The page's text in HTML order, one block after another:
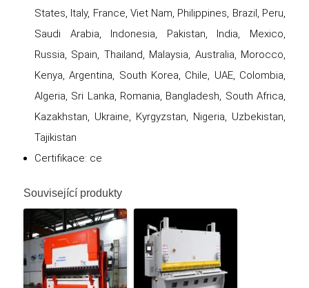
States, Italy, France, Viet Nam, Philippines, Brazil, Peru,
Saudi Arabia, Indonesia, Pakistan, India, Mexico,
Russia, Spain, Thailand, Malaysia, Australia, Morocco,
Kenya, Argentina, South Korea, Chile, UAE, Colombia,
Algeria, Sri Lanka, Romania, Bangladesh, South Africa,
Kazakhstan, Ukraine, Kyrgyzstan, Nigeria, Uzbekistan,
Tajikistan
Certifikace: ce
Související produkty